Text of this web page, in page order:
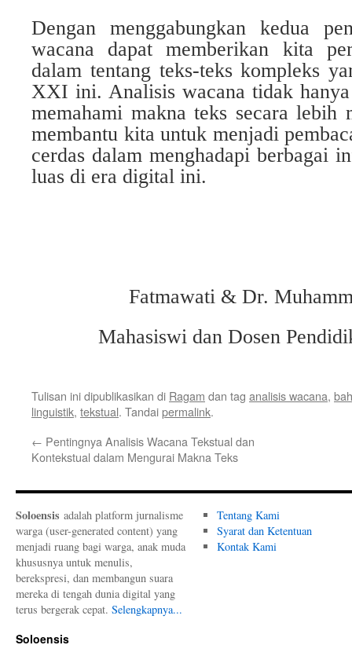
Dengan menggabungkan kedua
wacana dapat memberikan kita
dalam tentang teks-teks kompleks
XXI ini. Analisis wacana tidak
memahami makna teks secara lebih
membantu kita untuk menjadi
cerdas dalam menghadapi berbagai
luas di era digital ini.
Fatmawati & Dr.
Mahasiswi dan Dosen
Tulisan ini dipublikasikan di Ragam dan tag analisis wacana,
linguistik, tekstual. Tandaipermalink.
← Pentingnya Analisis Wacana Tekstual dan
Kontekstual dalam Mengurai Makna Teks
Soloensis adalah platform jurnalisme
warga (user-generated content) yang
menjadi ruang bagi warga, anak muda
khususnya untuk menulis,
berekspresi, dan membangun suara
mereka di tengah dunia digital yang
terus bergerak cepat. Selengkapnya...
Tentang Kami
Syarat dan Ketentuan
Kontak Kami
Soloensis